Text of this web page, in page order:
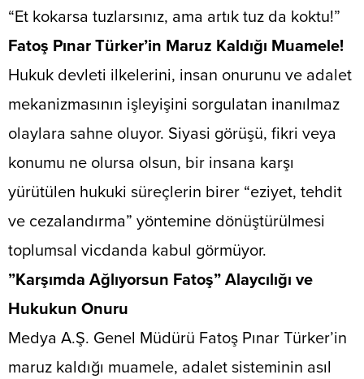
“Et kokarsa tuzlarsınız, ama artık tuz da koktu!”
​​Fatoş Pınar Türker’in Maruz Kaldığı Muamele!
Hukuk devleti ilkelerini, insan onurunu ve adalet
mekanizmasının işleyişini sorgulatan inanılmaz
olaylara sahne oluyor. Siyasi görüşü, fikri veya
konumu ne olursa olsun, bir insana karşı
yürütülen hukuki süreçlerin birer “eziyet, tehdit
ve cezalandırma” yöntemine dönüştürülmesi
toplumsal vicdanda kabul görmüyor.
​”Karşımda Ağlıyorsun Fatoş” Alaycılığı ve
Hukukun Onuru
​Medya A.Ş. Genel Müdürü Fatoş Pınar Türker’in
maruz kaldığı muamele, adalet sisteminin asıl